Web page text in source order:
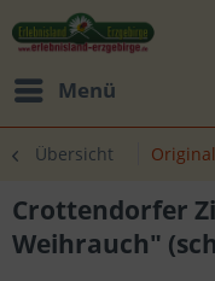
Menü
Übersicht
Crottendorfer
Weihrauch"